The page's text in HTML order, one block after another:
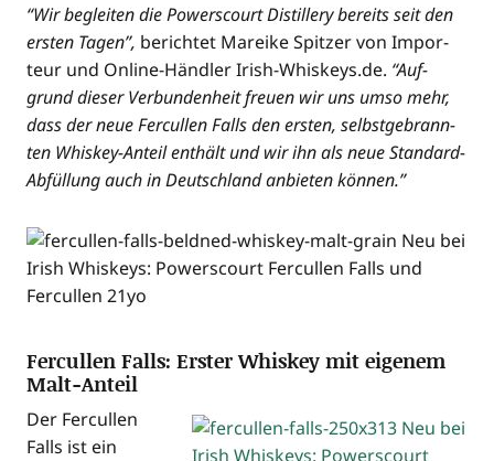
“Wir beglei­ten die Powers­court Distil­lery bereits seit den
ers­ten Tagen”, berich­tet Marei­ke Spit­zer von Impor­
teur und Online-Händ­ler Irish-Whiskeys.de. “Auf­
grund die­ser Ver­bun­den­heit freu­en wir uns umso mehr,
dass der neue Fer­cul­len Falls den ers­ten, selbst­ge­brann­
ten Whis­key-Anteil ent­hält und wir ihn als neue Stan­dard-
Abfül­lung auch in Deutsch­land anbie­ten können.”
Fercullen Falls: Erster Whiskey mit eigenem
Malt-Anteil
Der Fer­cul­len
Falls ist ein